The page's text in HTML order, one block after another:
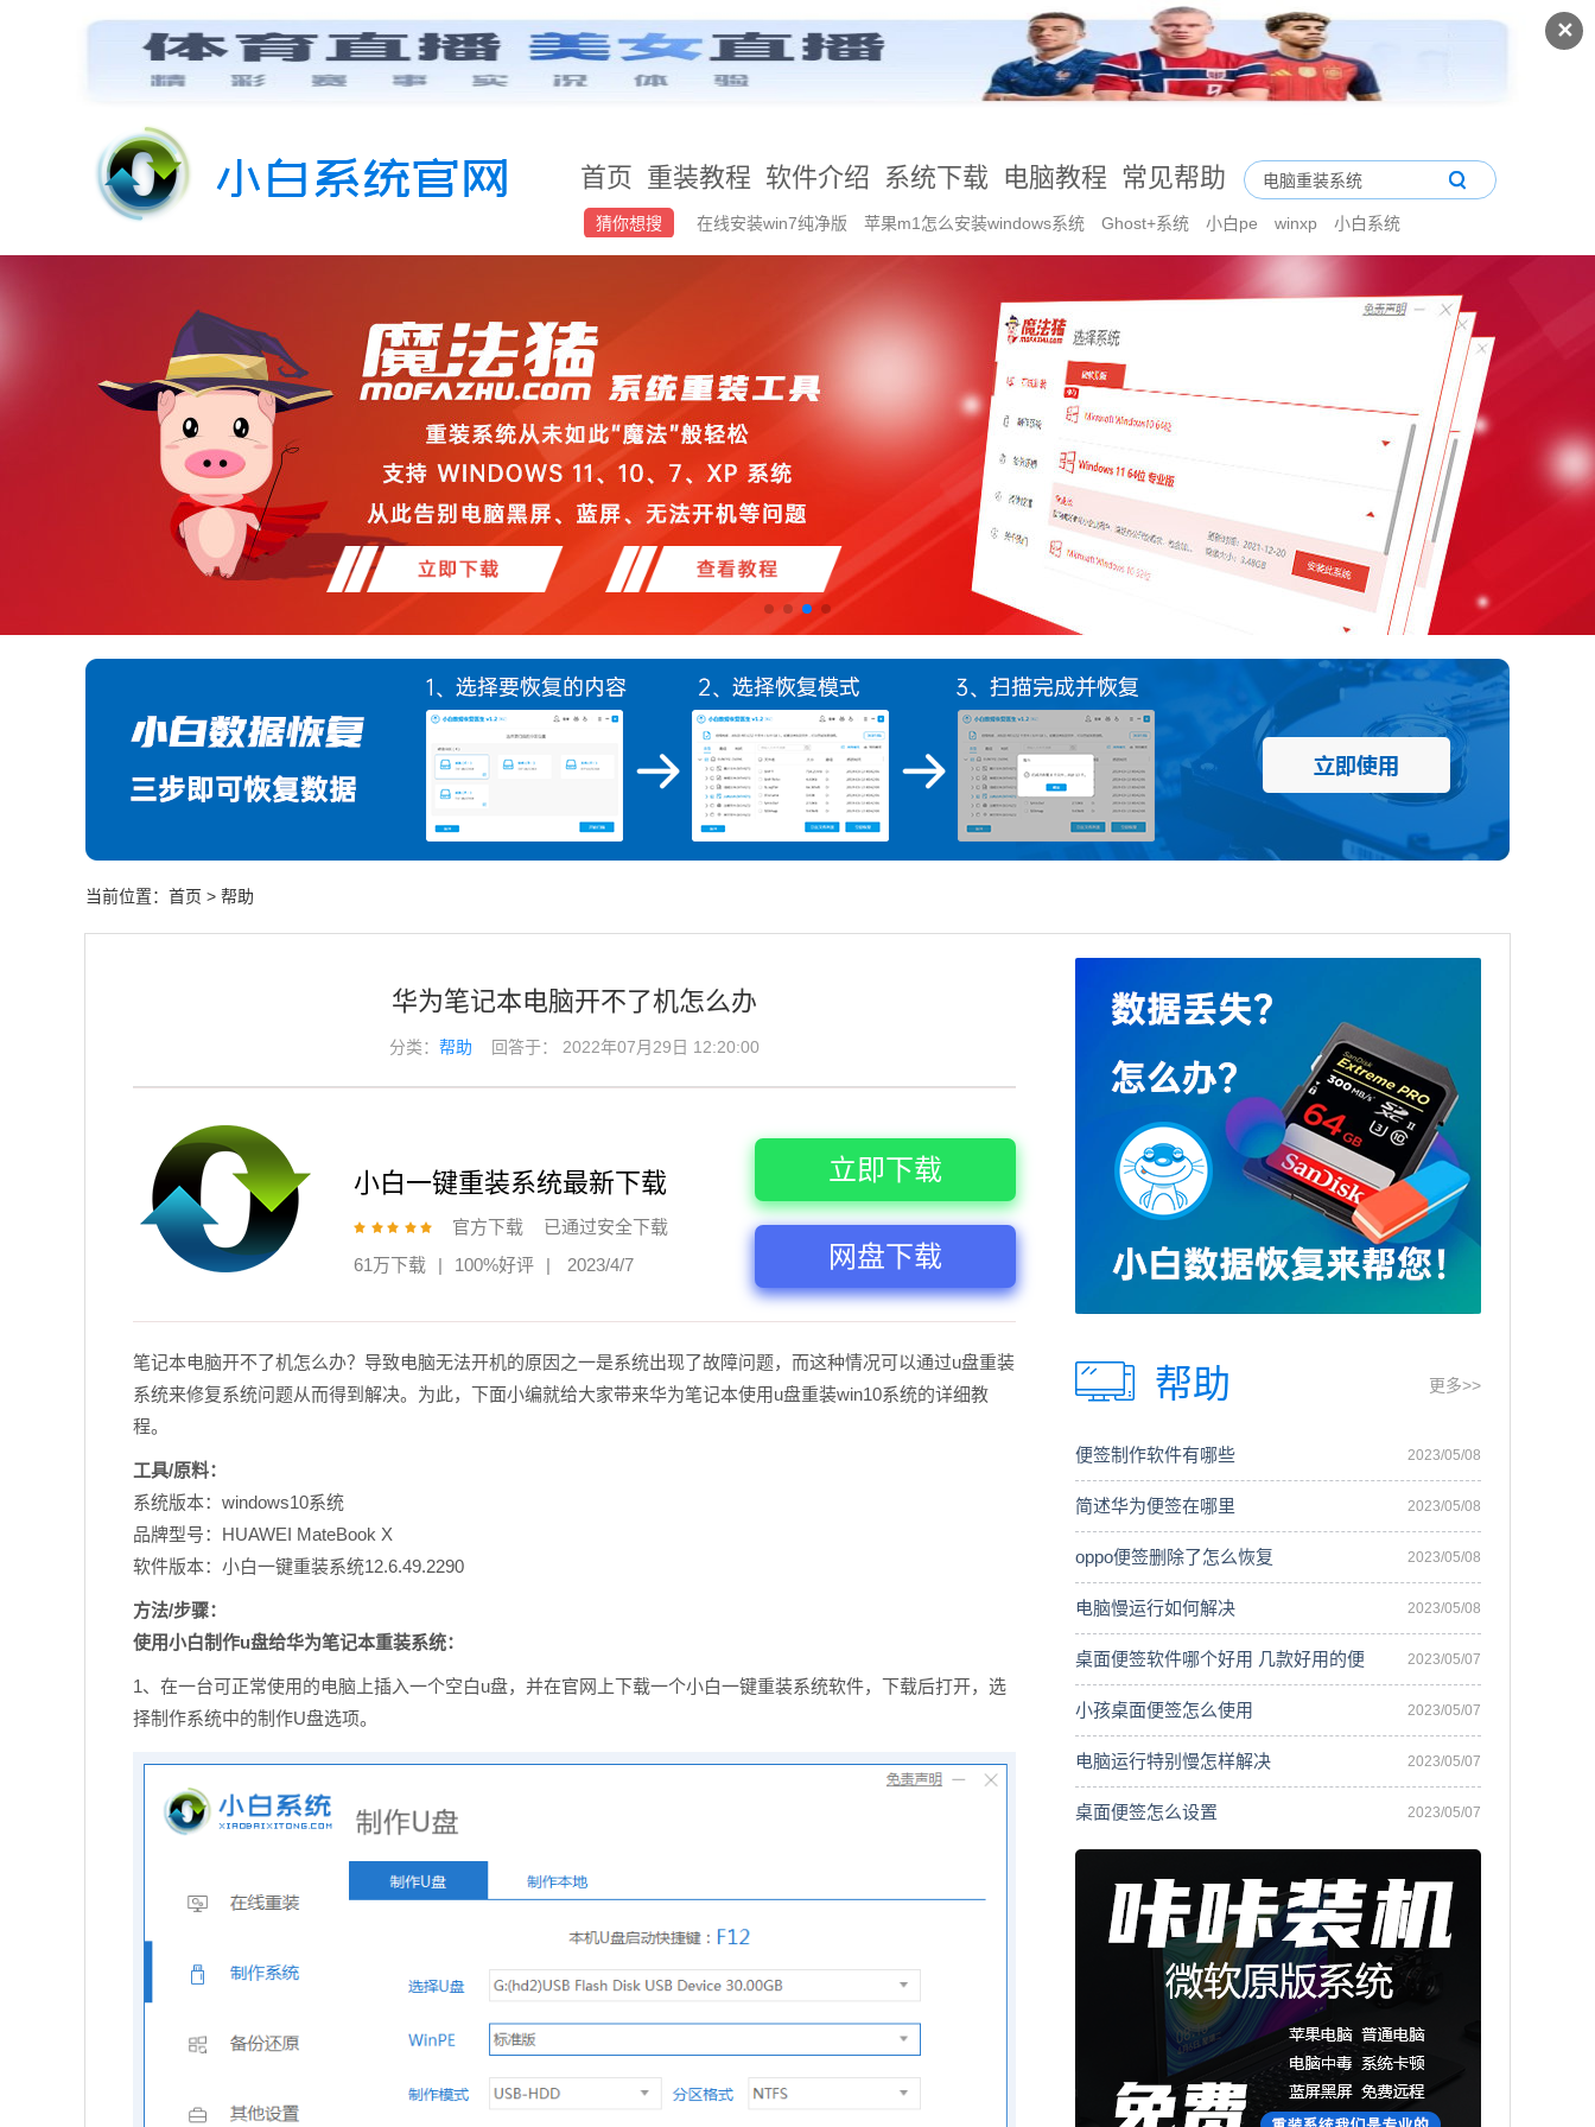
✕
首页 重装教程 软件介绍 系统下载 电脑教程 常见帮助
猜你想搜 在线安装win7纯净版 苹果m1怎么安装windows系统 Ghost+系统 小白pe winxp 小白系统
当前位置： 首页 > 帮助
华为笔记本电脑开不了机怎么办
分类：帮助 回答于： 2022年07月29日 12:20:00
小白一键重装系统最新下载
官方下载
已通过安全下载
61万下载
| 100%好评 | 2023/4/7
立即下载
网盘下载
笔记本电脑开不了机怎么办？导致电脑无法开机的原因之一是系统出现了故障问题，而这种情况可以通过u盘重装
系统来修复系统问题从而得到解决。为此，下面小编就给大家带来华为笔记本使用u盘重装win10系统的详细教
程。
工具/原料：
系统版本：windows10系统
品牌型号：HUAWEI MateBook X
软件版本： 小白一键重装系统12.6.49.2290
方法/步骤：
使用小白制作u盘给华为笔记本重装系统：
1、在一台可正常使用的电脑上插入一个空白u盘，并在官网上下载一个小白一键重装系统软件，下载后打开，选
择制作系统中的制作U盘选项。
帮助 更多>>
便签制作软件有哪些 2023/05/08
简述华为便签在哪里 2023/05/08
oppo便签删除了怎么恢复 2023/05/08
电脑慢运行如何解决 2023/05/08
桌面便签软件哪个好用 几款好用的便 2023/05/07
小孩桌面便签怎么使用 2023/05/07
电脑运行特别慢怎样解决 2023/05/07
桌面便签怎么设置 2023/05/07